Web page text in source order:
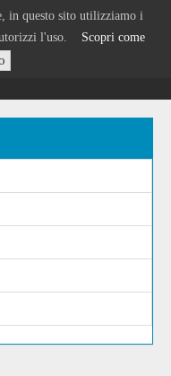
in questo sito utilizziamo i
l'uso. Scopri come